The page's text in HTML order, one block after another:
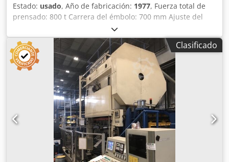
Estado: usado, Año de fabricación: 1977, Fuerza total de
prensado: 800 t Carrera del émbolo: 700 mm Ajuste del
émbolo: 600 mm Altura de instalación (carrera abajo,
ajuste arriba): 1500 mm Distancia entre montantes
izquierda-derecha: 3800 mm Distancia entre montantes
lateralmente: 1450 x 1100 mm Superficie de sujeción de
mesa aprox.: 3500 x 1900 mm Superficie de sujeción del
émbolo aprox.: 3500 x 1900 mm Fuerza del cojín de
tracción en la mesa: 150 t Carrera del cojín de tracción:
250 mm Superficie del cojín de tracción: 2780 x 1570 mm
Número de carreras por minuto: 7 - 18 min-1 Consumo de
potencia: 120 kW Altura sobre el suelo aprox.: 9510 mm
Peso de la máquina aprox.: 260 t Equipamiento estándar
Protección hidráulica contra sobrecarga Dedpjyxmuljfx
Algokr 2 cilindros para el cojín de tracción
Clasificado